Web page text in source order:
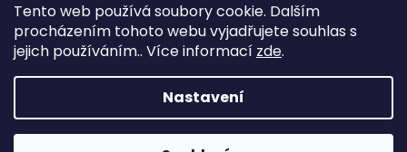
Tento web používá soubory cookie. Dalším
procházením tohoto webu vyjadřujete souhlas s
jejich používáním.. Více informací zde.
Nastavení
Copyright 2021 ORGANICMARKET.CZ. Všechna práva